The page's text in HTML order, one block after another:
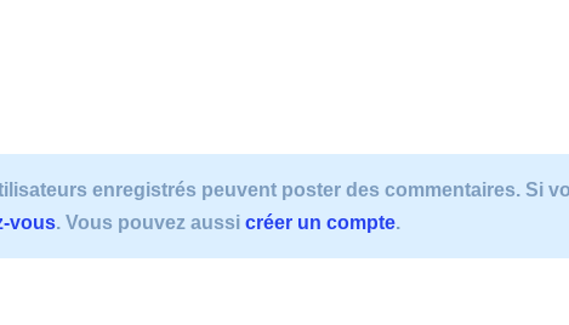
enregistrés peuvent poster des commentaires. Si
vous. Vous pouvez aussi créer un compte.